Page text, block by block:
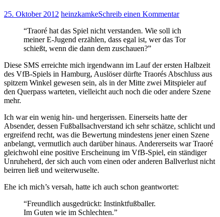
25. Oktober 2012 heinzkamkeSchreib einen Kommentar
“Traoré hat das Spiel nicht verstanden. Wie soll ich
meiner E-Jugend erzählen, dass egal ist, wer das Tor
schießt, wenn die dann dem zuschauen?”
Diese SMS erreichte mich irgendwann im Lauf der ersten Halbzeit
des VfB-Spiels in Hamburg, Auslöser dürfte Traorés Abschluss aus
spitzem Winkel gewesen sein, als in der Mitte zwei Mitspieler auf
den Querpass warteten, vielleicht auch noch die oder andere Szene
mehr.
Ich war ein wenig hin- und hergerissen. Einerseits hatte der
Absender, dessen Fußballsachverstand ich sehr schätze, schlicht und
ergreifend recht, was die Bewertung mindestens jener einen Szene
anbelangt, vermutlich auch darüber hinaus. Andererseits war Traoré
gleichwohl eine positive Erscheinung im VfB-Spiel, ein ständiger
Unruheherd, der sich auch vom einen oder anderen Ballverlust nicht
beirren ließ und weiterwuselte.
Ehe ich mich’s versah, hatte ich auch schon geantwortet:
“Freundlich ausgedrückt: Instinktfußballer.
Im Guten wie im Schlechten.”